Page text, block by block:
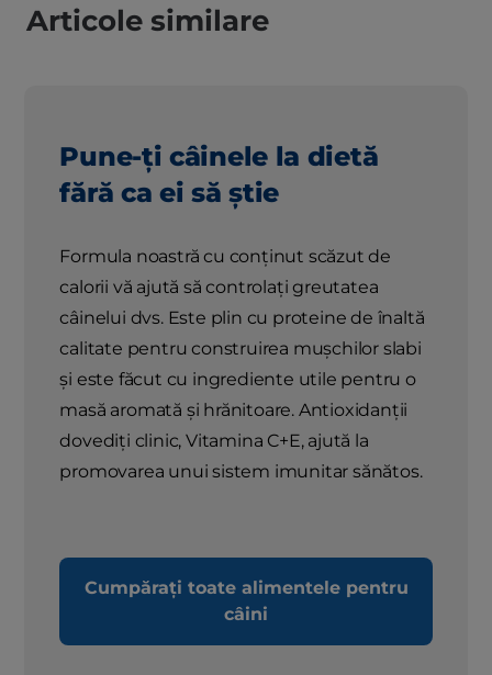
Articole similare
Pune-ți câinele la dietă
fără ca ei să știe
Formula noastră cu conținut scăzut de
calorii vă ajută să controlați greutatea
câinelui dvs. Este plin cu proteine ​​de înaltă
calitate pentru construirea mușchilor slabi
și este făcut cu ingrediente utile pentru o
masă aromată și hrănitoare. Antioxidanții
dovediți clinic, Vitamina C+E, ajută la
promovarea unui sistem imunitar sănătos.
Cumpărați toate alimentele pentru
câini